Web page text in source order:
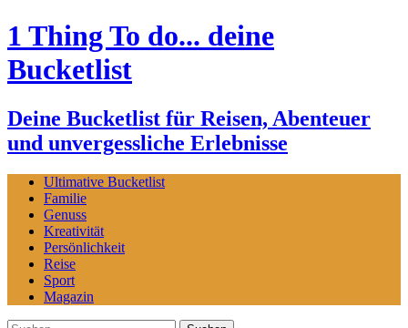
1 Thing To do... deine
Bucketlist
Deine Bucketlist für Reisen, Abenteuer
und unvergessliche Erlebnisse
Ultimative Bucketlist
Familie
Genuss
Kreativität
Persönlichkeit
Reise
Sport
Magazin